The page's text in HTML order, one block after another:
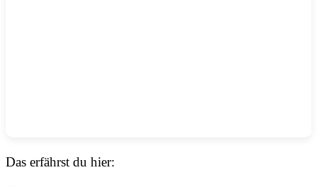
Das erfährst du hier: